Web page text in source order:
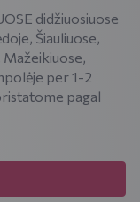
didžiuosiuose
Šiauliuose,
Mažeikiuose,
per 1-2
pagal